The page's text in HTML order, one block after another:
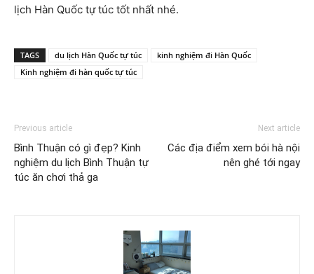
lịch Hàn Quốc tự túc tốt nhất nhé.
TAGS du lịch Hàn Quốc tự túc
kinh nghiệm đi Hàn Quốc
Kinh nghiệm đi hàn quốc tự túc
Previous article
Bình Thuận có gì đẹp? Kinh
nghiệm du lịch Bình Thuận tự
túc ăn chơi thả ga
Next article
Các địa điểm xem bói hà nội
nên ghé tới ngay